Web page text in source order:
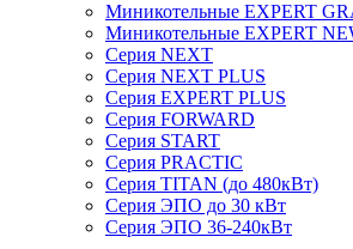
Миникотельные EXPERT
Миникотельные EXPERT
Серия NEXT
Серия NEXT PLUS
Серия EXPERT PLUS
Серия FORWARD
Серия START
Серия PRACTIC
Серия TITAN (до 480кВт)
Серия ЭПО до 30 кВт
Серия ЭПО 36-240кВт